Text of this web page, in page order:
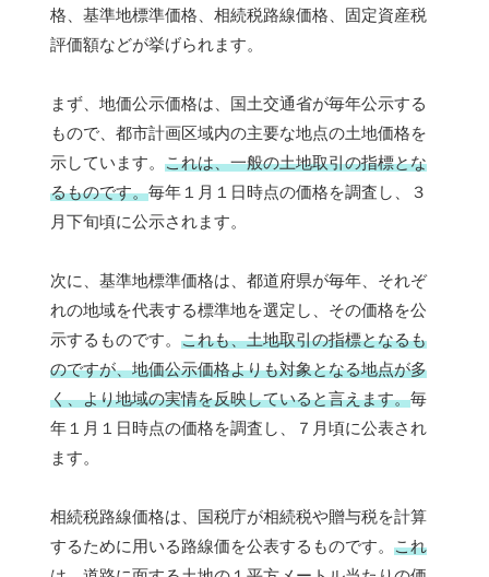
格、基準地標準価格、相続税路線価格、固定資産税
評価額などが挙げられます。
まず、地価公示価格は、国土交通省が毎年公示する
もので、都市計画区域内の主要な地点の土地価格を
示しています。 これは、一般の土地取引の指標とな
るものです。毎年１月１日時点の価格を調査し、３
月下旬頃に公示されます。
次に、基準地標準価格は、都道府県が毎年、それぞ
れの地域を代表する標準地を選定し、その価格を公
示するものです。 これも、土地取引の指標となるも
のですが、地価公示価格よりも対象となる地点が多
く、より地域の実情を反映していると言えます。毎
年１月１日時点の価格を調査し、７月頃に公表され
ます。
相続税路線価格は、国税庁が相続税や贈与税を計算
するために用いる路線価を公表するものです。 これ